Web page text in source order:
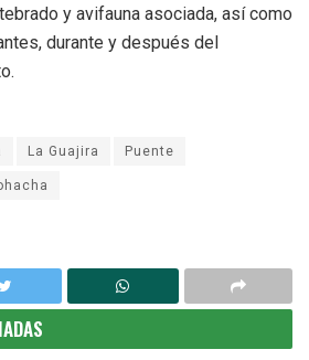
y avifauna asociada, así como
durante y después del
La Guajira
Puente